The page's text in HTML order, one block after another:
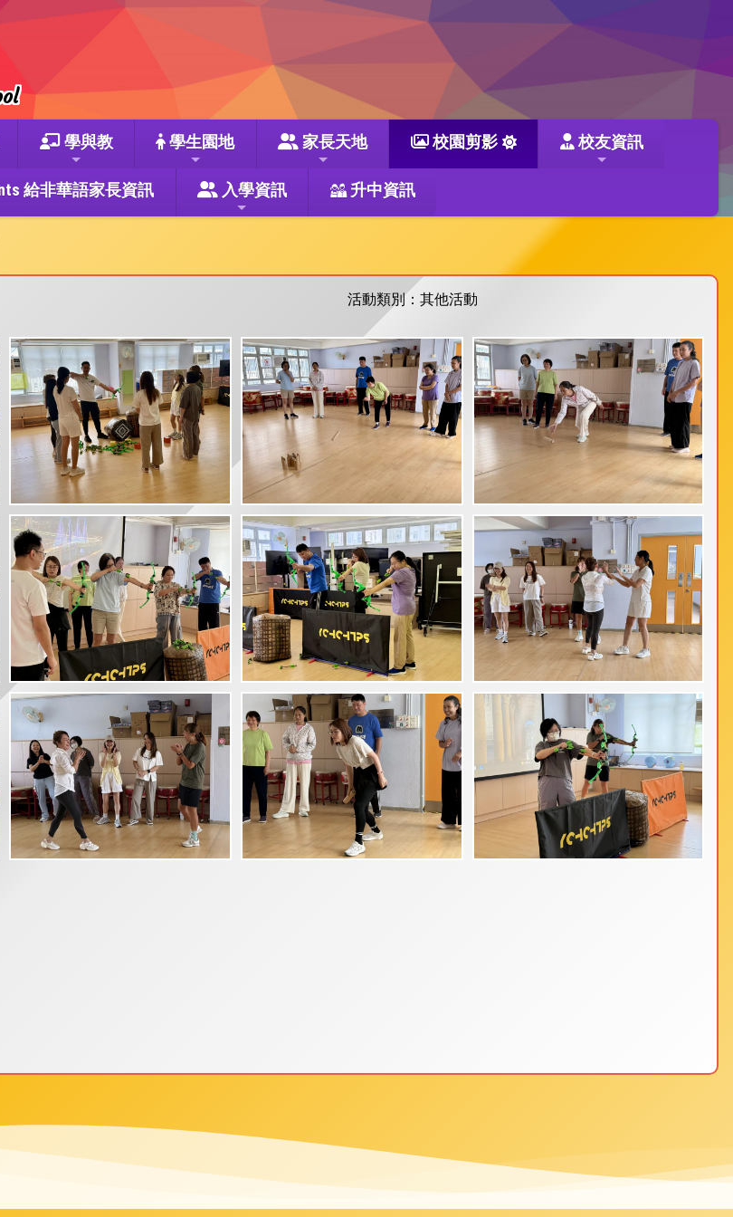
學與教 學生園地 家長天地 校園剪影 校友資訊
給非華語家長資訊 入學資訊 升中資訊
活動類別：其他活動